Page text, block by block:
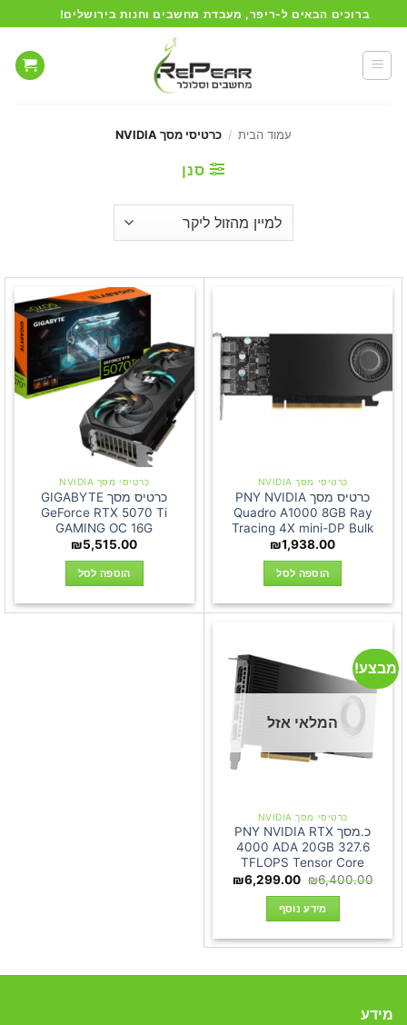
to
content
ברוכים הבאים ל-ריפר, מעבדת מחשבים וחנות בירושלים!
עמוד הבית / כרטיסי מסך NVIDIA
סנן
כרטיסי מסך NVIDIA
כרטיס מסך PNY NVIDIA
Quadro A1000 8GB Ray
Tracing 4X mini-DP Bulk
₪1,938.00
הוספה לסל
כרטיסי מסך NVIDIA
כרטיס מסך GIGABYTE
GeForce RTX 5070 Ti
GAMING OC 16G
₪5,515.00
הוספה לסל
מבצע!
המלאי אזל
כרטיסי מסך NVIDIA
כ.מסך PNY NVIDIA RTX
4000 ADA 20GB 327.6
TFLOPS Tensor Core
₪6,400.00
המחיר
₪6,400.00.
₪6,299.00
מידע נוסף
מידע